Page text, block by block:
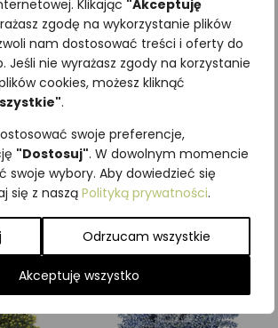
Klikając "Akceptuję
zgodę na wykorzystanie plików
nam dostosować treści i oferty do
Jeśli nie wyrażasz zgody na korzystanie
cookies, możesz kliknąć
.
swoje preferencje,
"Dostosuj". W dowolnym momencie
swoje wybory. Aby dowiedzieć się
się z naszą Polityką prywatności.
Odrzucam wszystkie
Akceptuję wszystko
Najniższa cena z ostatnich 30
dni:
Kategorie:ILUSTRACJE
krzewinki